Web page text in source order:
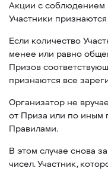
Акции с соблюдением
Участники
Если количество
менее или равно
Призов
признаются все
Организатор не
от Приза или по иным
Правилами.
В этом случае снова
чисел. Участник,